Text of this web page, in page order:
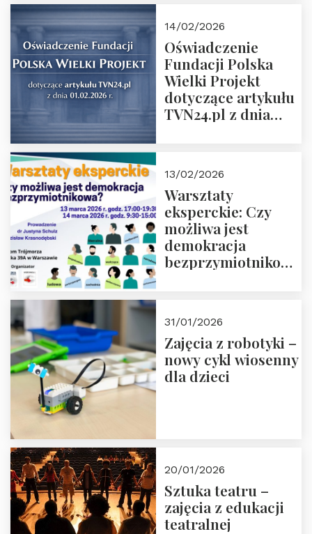
14/02/2026
Oświadczenie
Fundacji Polska
Wielki Projekt
dotyczące artykułu
TVN24.pl z dnia
13/02/2026
Warsztaty
eksperckie: Czy
możliwa jest
demokracja
bezprzymiotnikowa?
31/01/2026
Zajęcia z robotyki –
nowy cykl wiosenny
dla dzieci
20/01/2026
Sztuka teatru –
zajęcia z edukacji
teatralnej